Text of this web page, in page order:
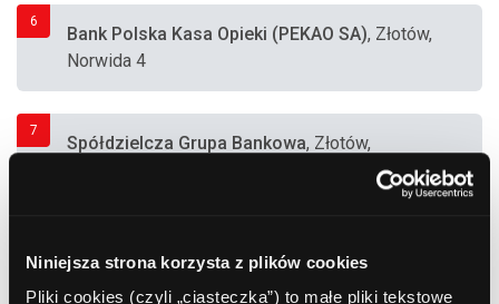
Niniejsza strona korzysta z plików cookies
Pliki cookies (czyli „ciasteczka”) to małe pliki tekstowe
6
Bank Polska Kasa Opieki (PEKAO SA), Złotów,
Norwida 4
7
Spółdzielcza Grupa Bankowa, Złotów,
Spółdzielcza Grupa Bankowa
, Złotów,
Cechowa 14